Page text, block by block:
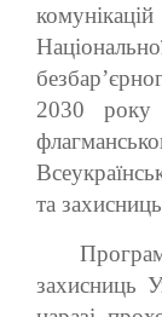
2030 року
та
захисниць